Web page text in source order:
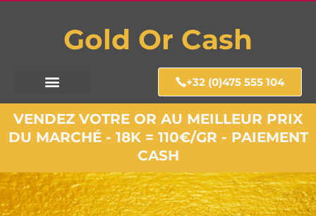
Gold Or Cash
+32 (0)475 555 104
VENDEZ VOTRE OR AU MEILLEUR PRIX
DU MARCHÉ - 18K = 110€/GR - PAIEMENT
CASH